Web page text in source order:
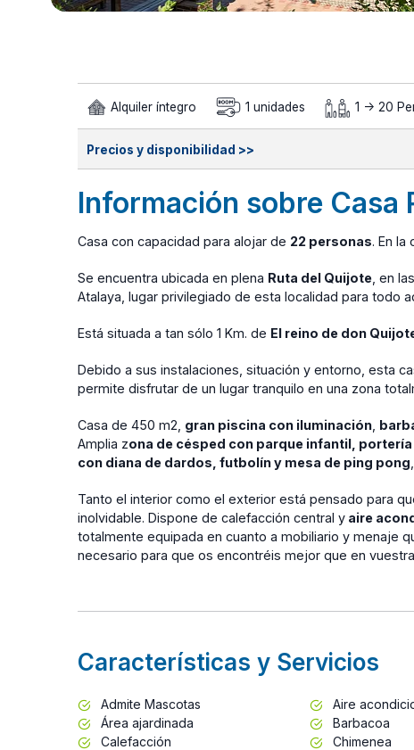
Alquiler íntegro 1 unidades 1 -> 20
Precios y disponibilidad >>
Información sobre Casa
Casa con capacidad para alojar de 22 personas. En la
Se encuentra ubicada en plena Ruta del Quijote , en
Atalaya, lugar privilegiado de esta localidad para todo
Está situada a tan sólo 1 Km. de El reino de don
Debido a sus instalaciones, situación y entorno, esta
permite disfrutar de un lugar tranquilo en una zona
Casa de 450 m2, gran piscina con iluminación
Amplia zona de césped con parque infantil,
con diana de dardos, futbolín y mesa de ping pong
Tanto el interior como el exterior está pensado para
inolvidable. Dispone de calefacción central y aire
totalmente equipada en cuanto a mobiliario y menaje
necesario para que os encontréis mejor que en
Características y Servicios
Admite Mascotas Aire
Área ajardinada
Barbacoa
Calefacción
Chimenea